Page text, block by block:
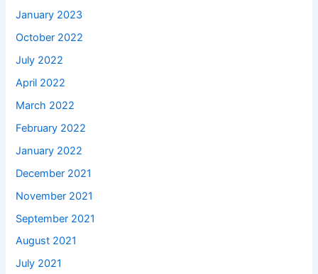
January 2023
October 2022
July 2022
April 2022
March 2022
February 2022
January 2022
December 2021
November 2021
September 2021
August 2021
July 2021